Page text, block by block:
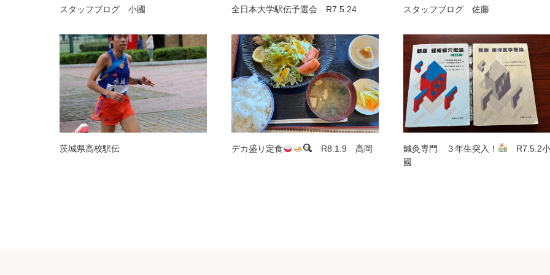
スタッフブログ 小國 全日本大学駅伝予選会 R7.5.24 スタッフブログ 佐藤
茨城県高校駅伝 デカ盛り定食 R8.1.9 高岡 鍼灸専門 ３年生突入！
R7.5.2小
國